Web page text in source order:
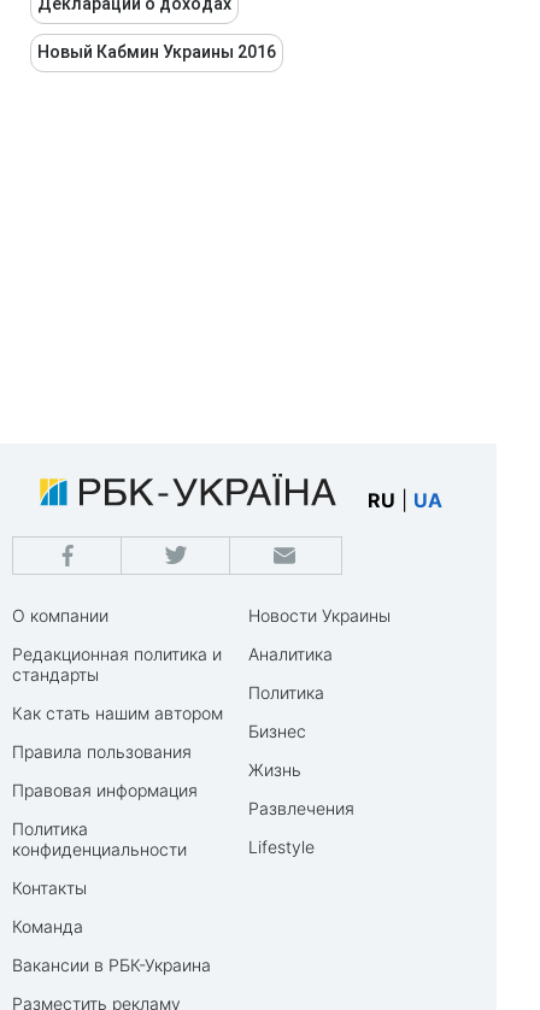
Новый Кабмин Украины 2016
RU UA
О компании
Редакционная политика и
стандарты
Как стать нашим автором
Правила пользования
Правовая информация
Политика
конфиденциальности
Контакты
Команда
Вакансии в РБК-Украина
Разместить рекламу
Новости Украины
Аналитика
Политика
Бизнес
Жизнь
Развлечения
Lifestyle